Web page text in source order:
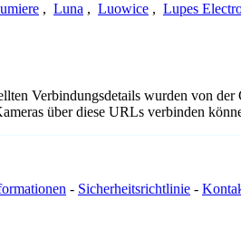
, Luna , Luowice , Lupes
Verbindungsdetails wurden von der
über diese URLs verbinden
- Sicherheitsrichtlinie -